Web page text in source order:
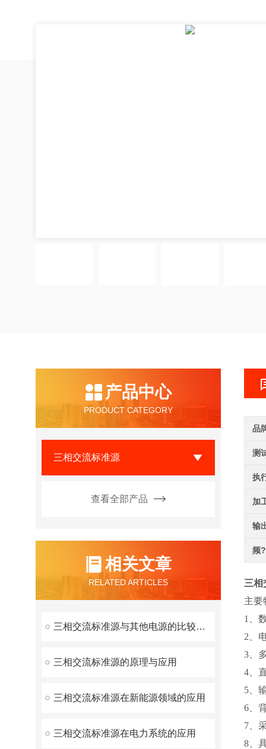
产品中心
PRODUCT CATEGORY
三相交流标准源
查看全部产品
相关文章
RELATED ARTICLES
三相交流标准源与其他电源的比较分析
三相交流标准源的原理与应用
三相交流标准源在新能源领域的应用
三相交流标准源在电力系统的应用
品
测
执
加
输
频
三相
主要
1、
2、
3、
4、
5、
6、
7、
8、